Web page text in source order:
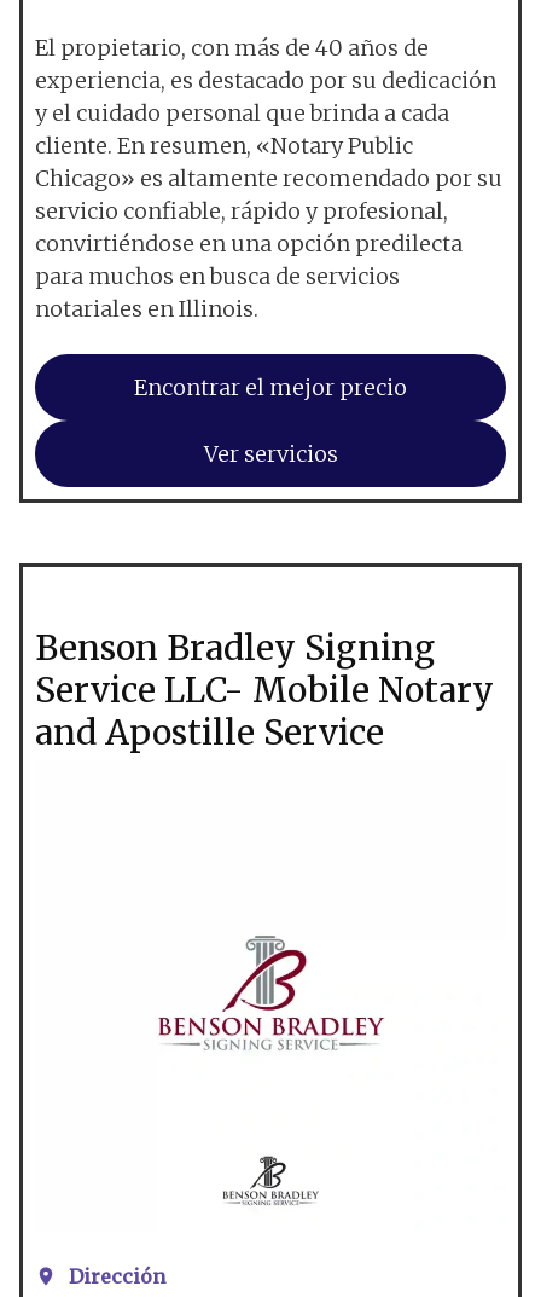
El propietario, con más de 40 años de
experiencia, es destacado por su dedicación
y el cuidado personal que brinda a cada
cliente. En resumen, «Notary Public
Chicago» es altamente recomendado por su
servicio confiable, rápido y profesional,
convirtiéndose en una opción predilecta
para muchos en busca de servicios
notariales en Illinois.
Encontrar el mejor precio
Ver servicios
Benson Bradley Signing
Service LLC- Mobile Notary
and Apostille Service
Dirección